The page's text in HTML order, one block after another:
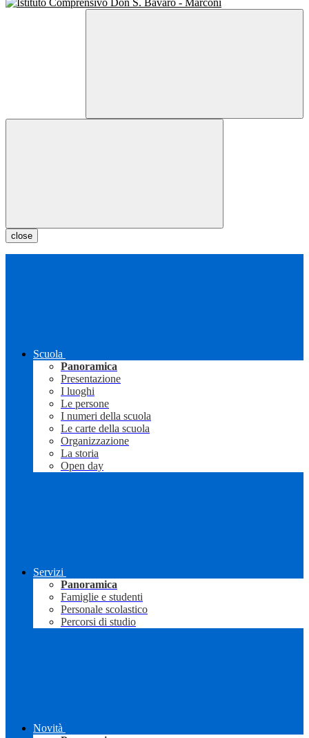
close
Scuola
Panoramica
Presentazione
I luoghi
Le persone
I numeri della scuola
Le carte della scuola
Organizzazione
La storia
Open day
Servizi
Panoramica
Famiglie e studenti
Personale scolastico
Percorsi di studio
Novità